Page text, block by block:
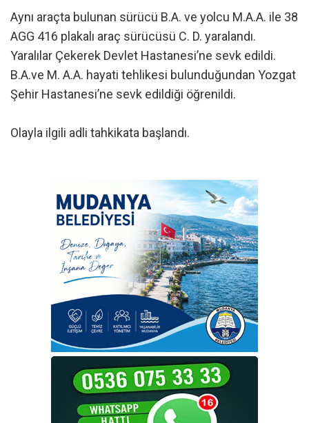
Aynı araçta bulunan sürücü B.A. ve yolcu M.A.A. ile 38
AGG 416 plakalı araç sürücüsü C. D. yaralandı.
Yaralılar Çekerek Devlet Hastanesi’ne sevk edildi.
B.A.ve M. A.A. hayati tehlikesi bulunduğundan Yozgat
Şehir Hastanesi’ne sevk edildiği öğrenildi.
Olayla ilgili adli tahkikata başlandı.